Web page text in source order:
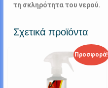
τη σκληρότητα του νερού.
Σχετικά προϊόντα
Προσφορά!